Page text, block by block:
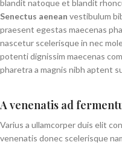
blandit natoque et blandit
Senectus aenean vestibulum
praesent egestas maecenas
nascetur scelerisque in nec
potenti dignissim maecenas
pharetra a magnis nibh aptent
A venenatis ad
Varius a ullamcorper duis elit
venenatis donec scelerisque